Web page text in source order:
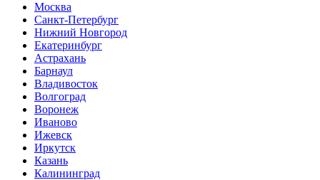
Москва
Санкт-Петербург
Нижний Новгород
Екатеринбург
Астрахань
Барнаул
Владивосток
Волгоград
Воронеж
Иваново
Ижевск
Иркутск
Казань
Калининград